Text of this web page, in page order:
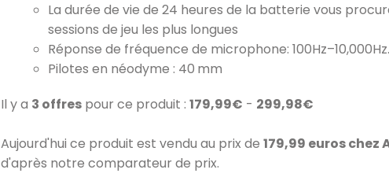
La durée de vie de 24 heures de la batterie vous
sessions de jeu les plus longues
Réponse de fréquence de microphone:
Pilotes en néodyme : 40 mm
Il y a 3 offres pour ce produit : 179,99€ - 299,98€
Aujourd'hui ce produit est vendu au prix de 179,99 euros chez
d'après notre comparateur de prix.